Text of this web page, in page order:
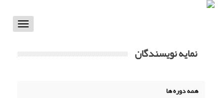
Toggle
نمایه نویسندگان
همه دوره ها